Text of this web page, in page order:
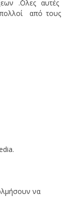
.΄Ολες αυτές
πολλοί από τους
να